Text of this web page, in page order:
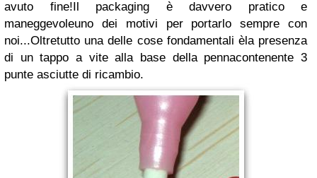
avuto fine!Il packaging è davvero pratico e
maneggevoleuno dei motivi per portarlo sempre con
noi...Oltretutto una delle cose fondamentali èla presenza
di un tappo a vite alla base della pennacontenente 3
punte asciutte di ricambio.